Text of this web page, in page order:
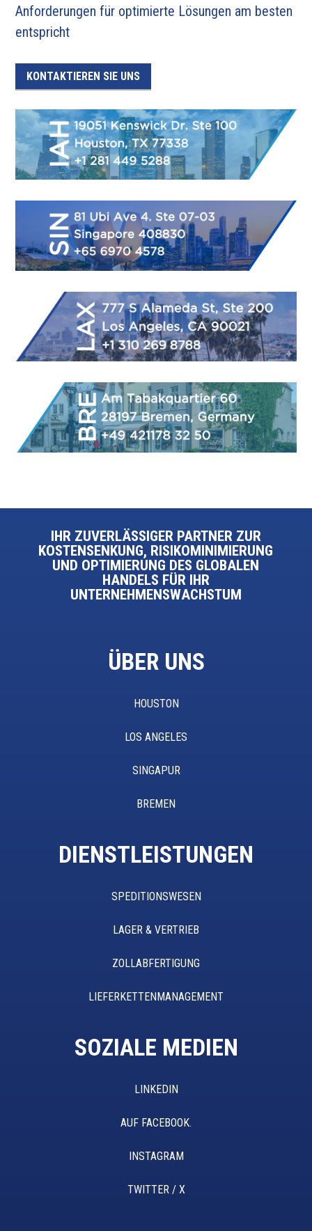
Anforderungen für optimierte Lösungen am besten
entspricht
KONTAKTIEREN SIE UNS
IHR ZUVERLÄSSIGER PARTNER ZUR
KOSTENSENKUNG, RISIKOMINIMIERUNG
UND OPTIMIERUNG DES GLOBALEN
HANDELS FÜR IHR
UNTERNEHMENSWACHSTUM
ÜBER UNS
HOUSTON
LOS ANGELES
SINGAPUR
BREMEN
DIENSTLEISTUNGEN
SPEDITIONSWESEN
LAGER & VERTRIEB
ZOLLABFERTIGUNG
LIEFERKETTENMANAGEMENT
SOZIALE MEDIEN
LINKEDIN
AUF FACEBOOK.
INSTAGRAM
TWITTER / X